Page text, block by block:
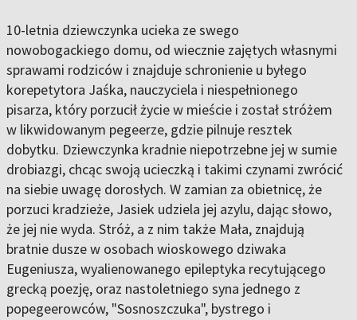
10-letnia dziewczynka ucieka ze swego
nowobogackiego domu, od wiecznie zajętych własnymi
sprawami rodziców i znajduje schronienie u byłego
korepetytora Jaśka, nauczyciela i niespełnionego
pisarza, który porzucił życie w mieście i został stróżem
w likwidowanym pegeerze, gdzie pilnuje resztek
dobytku. Dziewczynka kradnie niepotrzebne jej w sumie
drobiazgi, chcąc swoją ucieczką i takimi czynami zwrócić
na siebie uwagę dorosłych. W zamian za obietnicę, że
porzuci kradzieże, Jasiek udziela jej azylu, dając słowo,
że jej nie wyda. Stróż, a z nim także Mała, znajdują
bratnie dusze w osobach wioskowego dziwaka
Eugeniusza, wyalienowanego epileptyka recytującego
grecką poezję, oraz nastoletniego syna jednego z
popegeerowców, "Sosnoszczuka", bystrego i